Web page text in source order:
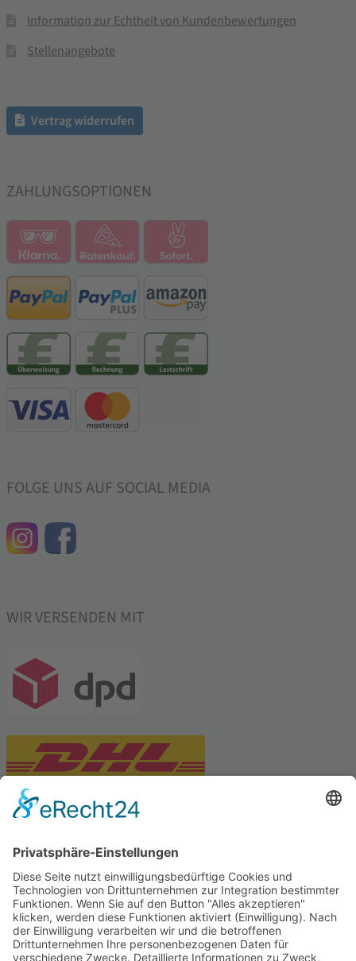
Information zur Echtheit von Kundenbewertungen
Stellenangebote
Vertrag widerrufen
ZAHLUNGSOPTIONEN
FOLGE UNS AUF SOCIAL MEDIA
WIR VERSENDEN MIT
Tekal – Textile Lebensqualität
Exklusive moderne & Orientteppiche
Feuerwerk XXL
Pyrotechnik online bestellen